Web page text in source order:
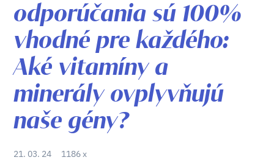
odporúčania sú 100%
vhodné pre každého:
Aké vitamíny a
minerály ovplyvňujú
naše gény?
21. 03. 24 1186 x